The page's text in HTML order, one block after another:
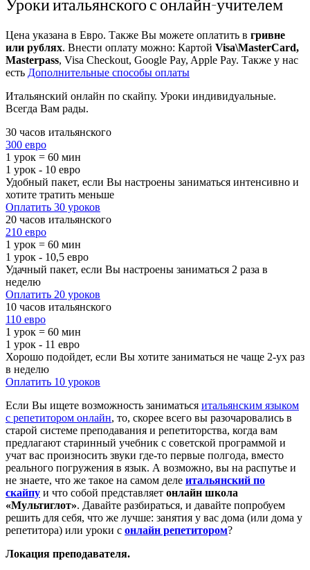
Цена указана в Евро. Также Вы можете оплатить в гривне
или рублях. Внести оплату можно: Картой Visa\MasterCard,
Masterpass, Visa Checkout, Google Pay, Apple Pay. Также у нас
есть Дополнительные способы оплаты
Итальянский онлайн по скайпу. Уроки индивидуальные.
Всегда Вам рады.
30 часов итальянского
300 евро
1 урок = 60 мин
1 урок - 10 евро
Удобный пакет, если Вы настроены заниматься интенсивно и
хотите тратить меньше
Оплатить 30 уроков
20 часов итальянского
210 евро
1 урок = 60 мин
1 урок - 10,5 евро
Удачный пакет, если Вы настроены заниматься 2 раза в
неделю
Оплатить 20 уроков
10 часов итальянского
110 евро
1 урок = 60 мин
1 урок - 11 евро
Хорошо подойдет, если Вы хотите заниматься не чаще 2-ух раз
в неделю
Оплатить 10 уроков
Если Вы ищете возможность заниматься итальянским языком
с репетитором онлайн, то, скорее всего вы разочаровались в
старой системе преподавания и репетиторства, когда вам
предлагают старинный учебник с советской программой и
учат вас произносить звуки где-то первые полгода, вместо
реального погружения в язык. А возможно, вы на распутье и
не знаете, что же такое на самом деле итальянский по
скайпу и что собой представляет онлайн школа
«Мультиглот». Давайте разбираться, и давайте попробуем
решить для себя, что же лучше: занятия у вас дома (или дома у
репетитора) или уроки с онлайн репетитором?
Локация преподавателя.